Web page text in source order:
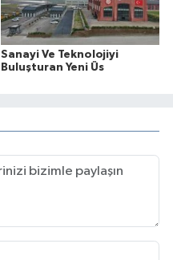
Sanayi Ve Teknolojiyi
Buluşturan Yeni Üs